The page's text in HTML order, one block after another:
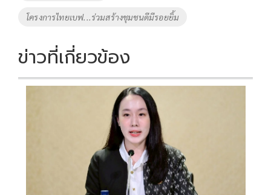
โครงการไทยเบฟ...ร่วมสร้างชุมชนดีมีรอยยิ้ม
ข่าวที่เกี่ยวข้อง